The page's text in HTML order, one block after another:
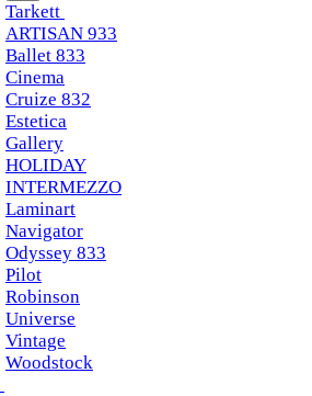
Tarkett
ARTISAN 933
Ballet 833
Cinema
Cruize 832
Estetica
Gallery
HOLIDAY
INTERMEZZO
Laminart
Navigator
Odyssey 833
Pilot
Robinson
Universe
Vintage
Woodstock